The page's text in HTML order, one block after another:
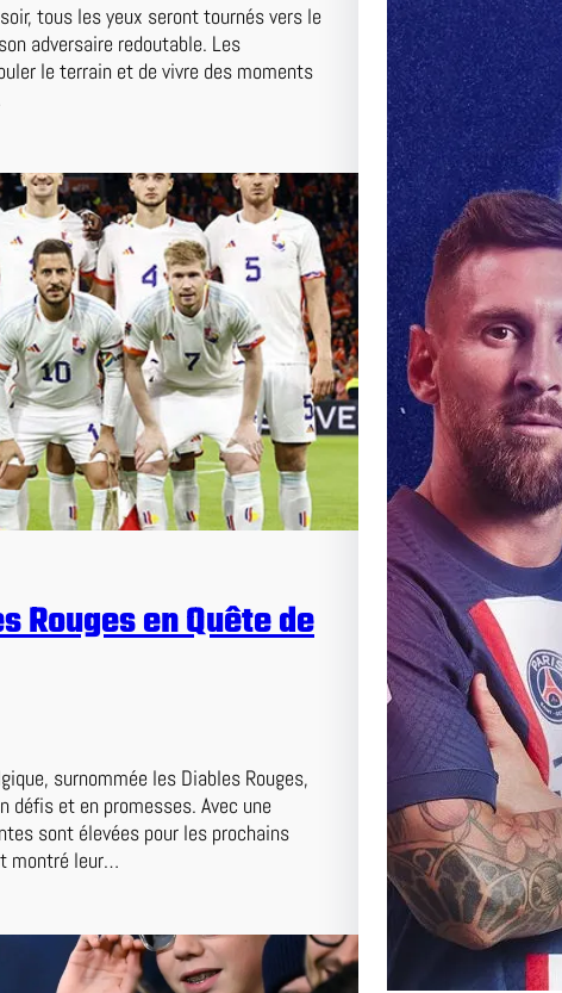
tous les yeux seront tournés vers le
adversaire redoutable. Les
le terrain et de vivre des moments
Rouges en Quête de
surnommée les Diables Rouges,
défis et en promesses. Avec une
sont élevées pour les prochains
montré leur…
Le Match
Duel
Perspective
Match Ce
Adversaire